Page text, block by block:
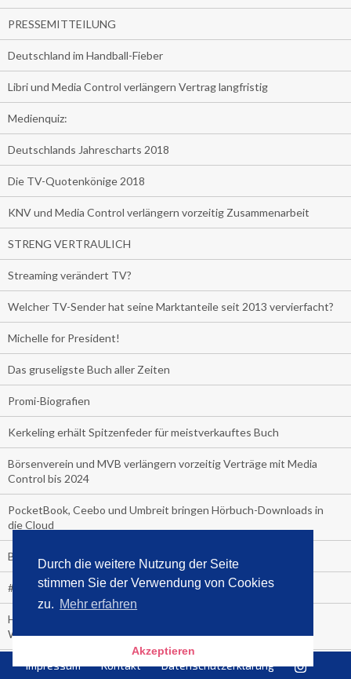
Durch die weitere Nutzung der Seite
stimmen Sie der Verwendung von Cookies
zu. Mehr erfahren
Akzeptieren
PRESSEMITTEILUNG
Deutschland im Handball-Fieber
Libri und Media Control verlängern Vertrag langfristig
Medienquiz:
Deutschlands Jahrescharts 2018
Die TV-Quotenkönige 2018
KNV und Media Control verlängern vorzeitig Zusammenarbeit
STRENG VERTRAULICH
Streaming verändert TV?
Welcher TV-Sender hat seine Marktanteile seit 2013 vervierfacht?
Michelle for President!
Das gruseligste Buch aller Zeiten
Promi-Biografien
Kerkeling erhält Spitzenfeder für meistverkauftes Buch
Börsenverein und MVB verlängern vorzeitig Verträge mit Media
Control bis 2024
PocketBook, Ceebo und Umbreit bringen Hörbuch-Downloads in
die Cloud
Bella Bella
#1-Bestseller: "Das ist Alpha!" von Kollegah
Hammer! "Fear: Trump in the White House" (auf Englisch) von
Watergate-Urgestein
Wie alt sind die TV-Zuschauer
Impressum Kontakt Datenschutzerklärung